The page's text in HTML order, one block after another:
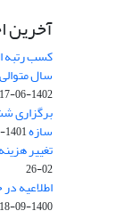
آخرین
کسب رتبه
سال
1402-06-17
برگزاری
سازه1401-03-04
تغییر
02-26
اطلاعیه
1400-09-18